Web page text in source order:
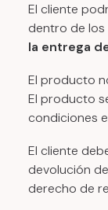
El cliente
dentro de los
la entrega
El producto
El producto
condiciones
El cliente
devolución
derecho de